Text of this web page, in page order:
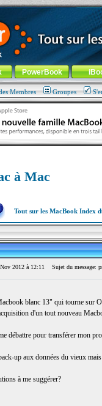
! -Aller au menu de
PowerBook
Membres Groupes
à Mac
Tout sur les MacBook Index
2012 à 12:11 Sujet du message:
blanc 13" qui tourne sur
d'un tout nouveau
débattre pour transférer mon
up aux données du vieux
à me suggérer?